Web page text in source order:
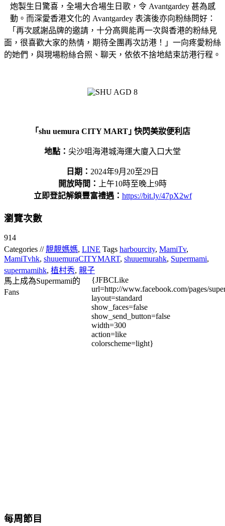
炮製生日驚喜，全場大合場生日歌，令 Avantgardey 甚為感
動。而深愛香港文化的 Avantgardey 表演後亦向粉絲問好：
「再次感謝品牌的邀請，十分高興能再一次與香港的粉絲見
面，很喜歡大家的熱情，期待全團再次訪港！」一向疼愛粉絲
的她們，與現場粉絲合照、聊天，依依不捨地結束訪港行程。
｢shu uemura CITY MART｣ 快閃美妝便利店
地點： 尖沙咀海港城海運大廈入口大堂
日期： 2024年9月20至29日
開放時間：
上午10時至晚上9時
立即登記解鎖豐富禮遇： https://bit.ly/47pX2wf
瀏覽次數
914
Categories //靚靚媽媽, LINE Tags harbourcity, MamiTv,
MamiTvhk, shuuemuraCITYMART, shuuemurahk, Supermami,
supermamihk, 植村秀, 親子
馬上成為Supermami的
Fans
{JFBCLike
url=http://www.facebook.com/pages/
layout=standard
show_faces=false
show_send_button=false
width=300
action=like
colorscheme=light}
每周節目